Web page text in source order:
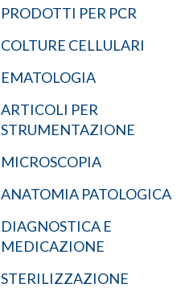
PRODOTTI PER PCR
COLTURE CELLULARI
EMATOLOGIA
ARTICOLI PER
STRUMENTAZIONE
MICROSCOPIA
ANATOMIA PATOLOGICA
DIAGNOSTICA E
MEDICAZIONE
STERILIZZAZIONE